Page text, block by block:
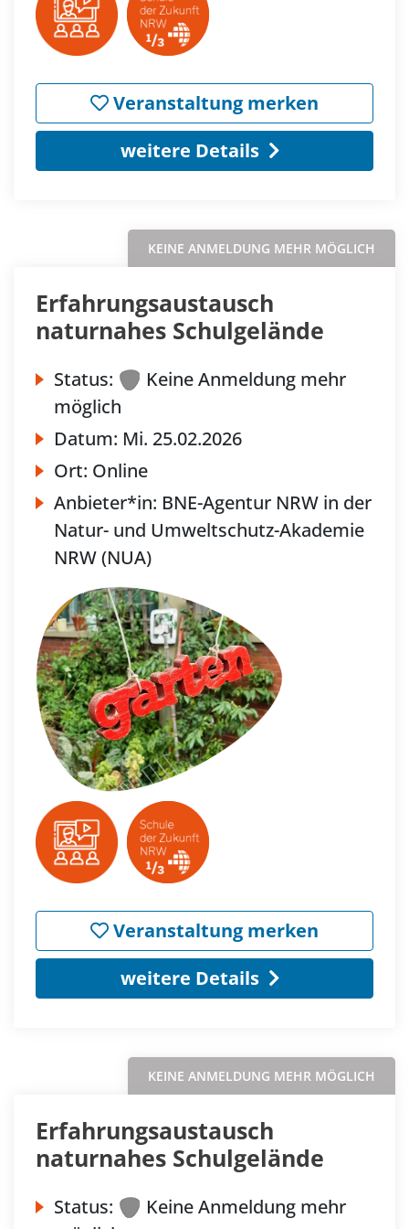
Veranstaltung merken
weitere Details
KEINE ANMELDUNG MEHR MÖGLICH
Erfahrungsaustausch
naturnahes Schulgelände
Status:
Keine Anmeldung mehr
möglich
Datum: Mi. 25.02.2026
Ort: Online
Anbieter*in: BNE-Agentur NRW in der
Natur- und Umweltschutz-Akademie
NRW (NUA)
Veranstaltung merken
weitere Details
KEINE ANMELDUNG MEHR MÖGLICH
Erfahrungsaustausch
naturnahes Schulgelände
Status:
Keine Anmeldung mehr